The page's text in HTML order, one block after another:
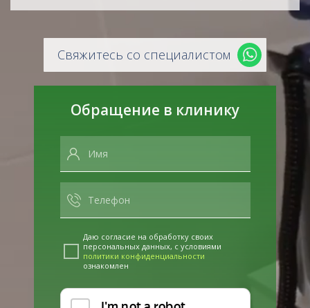
Свяжитесь со специалистом
Обращение в клинику
Даю согласие на обработку своих
персональных данных, с условиями
политики конфиденциальности
ознакомлен